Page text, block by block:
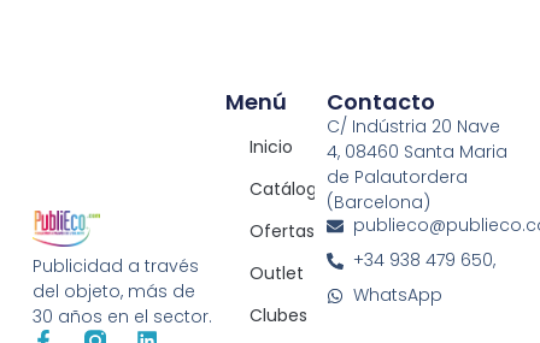
Publicidad a través
del objeto, más de
30 años en el sector.
Menú
Inicio
Catálogos
Ofertas
Outlet
Clubes
Contacto
C/ Indústria 20 Nave
4, 08460 Santa Maria
de Palautordera
(Barcelona)
+34 938 479 650,
WhatsApp